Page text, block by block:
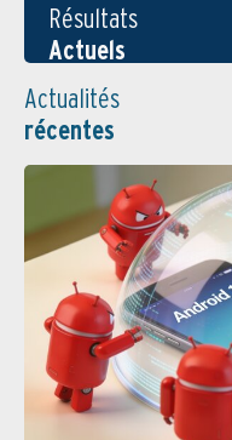
Résultats
Actuels
Actualités
récentes